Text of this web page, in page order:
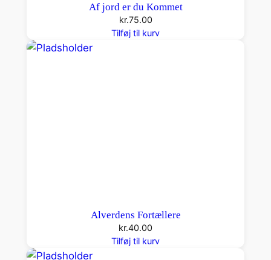
Af jord er du Kommet
kr.75.00
Tilføj til kurv
Alverdens Fortællere
kr.40.00
Tilføj til kurv